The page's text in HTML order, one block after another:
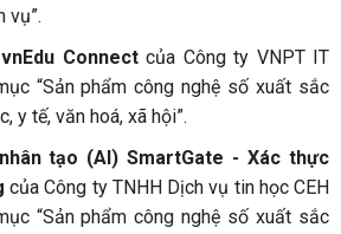
vụ”.
Connectcủa Công ty VNPT IT
“Sản phẩm công nghệ số xuất sắc
y tế, văn hoá, xã hội”.
tạo (AI) SmartGate - Xác thực
của Công ty TNHH Dịch vụ tin học CEH
“Sản phẩm công nghệ số xuất sắc